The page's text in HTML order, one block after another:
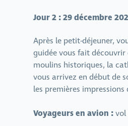
Jour 2 : 29 décembre
Après le petit-déjeuner,
guidée vous fait découvrir
moulins historiques, la
vous arrivez en début de
les premières
Voyageurs en avion :vol